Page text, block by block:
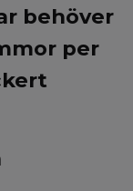
behöver
per